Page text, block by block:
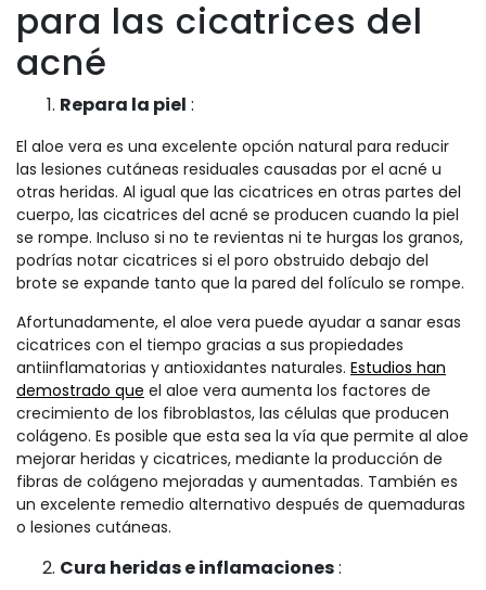
para las cicatrices del
acné
Repara la piel :
El aloe vera es una excelente opción natural para reducir
las lesiones cutáneas residuales causadas por el acné u
otras heridas. Al igual que las cicatrices en otras partes del
cuerpo, las cicatrices del acné se producen cuando la piel
se rompe. Incluso si no te revientas ni te hurgas los granos,
podrías notar cicatrices si el poro obstruido debajo del
brote se expande tanto que la pared del folículo se rompe.
Afortunadamente, el aloe vera puede ayudar a sanar esas
cicatrices con el tiempo gracias a sus propiedades
antiinflamatorias y antioxidantes naturales. Estudios han
demostrado que el aloe vera aumenta los factores de
crecimiento de los fibroblastos, las células que producen
colágeno. Es posible que esta sea la vía que permite al aloe
mejorar heridas y cicatrices, mediante la producción de
fibras de colágeno mejoradas y aumentadas. También es
un excelente remedio alternativo después de quemaduras
o lesiones cutáneas.
Cura heridas e inflamaciones: